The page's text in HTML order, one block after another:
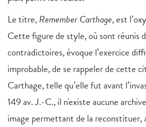
Le titre,Remember Carthage, est
Cette figure de style, où sont réunis
contradictoires, évoque l’exercice
improbable, de se rappeler de cette
Carthage, telle qu’elle fut avant
149 av. J.-C., il n'existe aucune
image permettant de la reconstituer,